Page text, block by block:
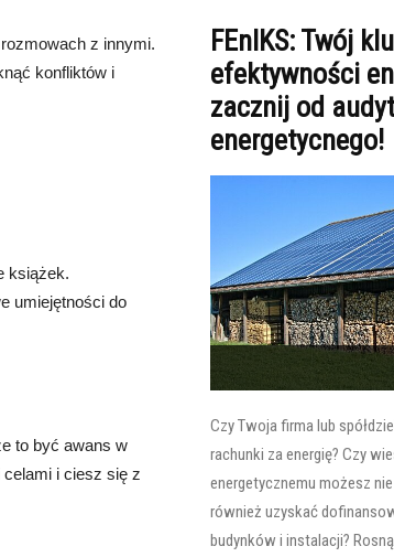
z innymi.
konfliktów i
książek.
umiejętności do
to być awans w
i ciesz się z
FEnIKS: Twój
efektywności
zacznij od
energetycnego!
Czy Twoja firma lub
rachunki za energię? Czy
energetycznemu możesz
również uzyskać
budynków i instalacji?